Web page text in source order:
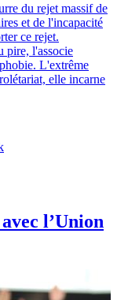
du rejet massif de
et de l'incapacité
ce rejet.
pire, l'associe
L'extrême
elle incarne
l’Union